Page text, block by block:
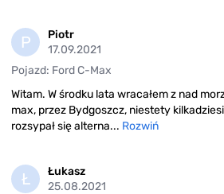
P
Piotr
17.09.2021
Pojazd: Ford C-Max
Witam. W środku lata wracałem z nad
max, przez Bydgoszcz, niestety
rozsypał się alterna... Rozwiń
Ł
Łukasz
25.08.2021